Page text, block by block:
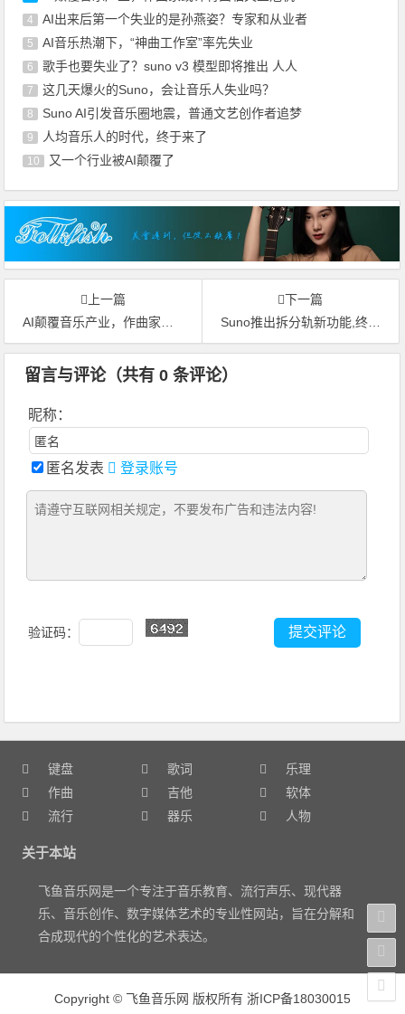
4 AI出来后第一个失业的是孙燕姿？专家和从业者
5 AI音乐热潮下，“神曲工作室”率先失业
6 歌手也要失业了？suno v3 模型即将推出 人人
7 这几天爆火的Suno，会让音乐人失业吗？
8 Suno AI引发音乐圈地震，普通文艺创作者追梦
9 人均音乐人的时代，终于来了
10 又一个行业被AI颠覆了
上一篇
AI颠覆音乐产业，作曲家或许将面临失业危机
下一篇
Suno推出拆分轨新功能,终于可以拆分轨了!音乐人面临失业
留言与评论（共有0 条评论）
昵称：
匿名发表 登录账号
验证码：
键盘 歌词
乐理
作曲
吉他
软体
流行
器乐 人物
关于本站
飞鱼音乐网是一个专注于音乐教育、流行声乐、现代器
乐、音乐创作、数字媒体艺术的专业性网站，旨在分解和
合成现代的个性化的艺术表达。
Copyright © 飞鱼音乐网 版权所有 浙ICP备18030015